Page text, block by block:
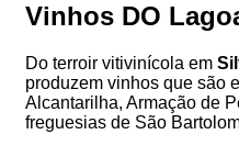
Vinhos DO
Do terroir vitivinícola em
produzem vinhos que são
Alcantarilha, Armação de
freguesias de São